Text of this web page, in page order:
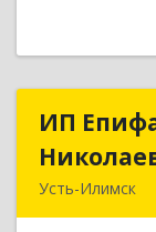
ИП
Усть-Илимск